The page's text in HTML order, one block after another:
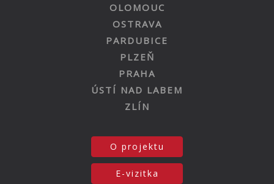
OLOMOUC
OSTRAVA
PARDUBICE
PLZEŇ
PRAHA
ÚSTÍ NAD LABEM
ZLÍN
O projektu
E-vizitka